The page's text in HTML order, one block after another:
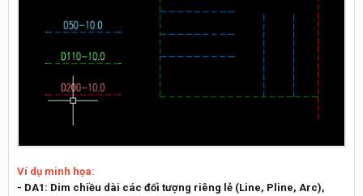
Ví dụ minh họa:
- DA1: Dim chiều dài các đối tượng riêng lẻ (Line, Pline, Arc),